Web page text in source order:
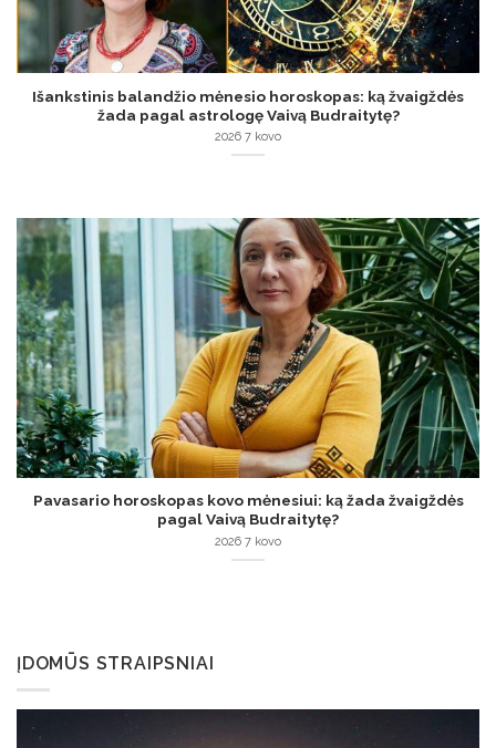
Išankstinis balandžio mėnesio horoskopas: ką žvaigždės
žada pagal astrologę Vaivą Budraitytę?
2026 7 kovo
Pavasario horoskopas kovo mėnesiui: ką žada žvaigždės
pagal Vaivą Budraitytę?
2026 7 kovo
ĮDOMŪS STRAIPSNIAI